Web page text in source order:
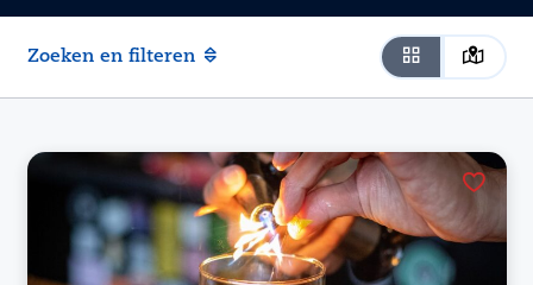
Zoeken en filteren